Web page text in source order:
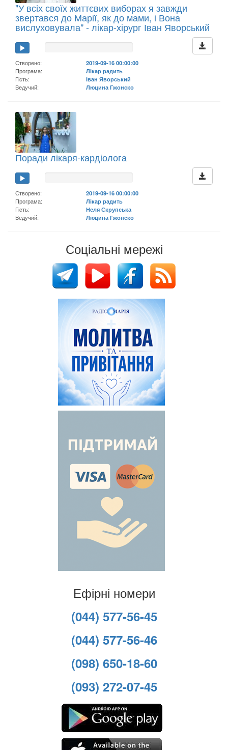
"У всіх своїх життєвих виборах я завжди
звертався до Марії, як до мами, і Вона
вислуховувала" - лікар-хірург Іван Яворський
Створено:
2019-09-16 00:00:00
Програма:
Лікар радить
Гість:
Іван Яворський
Ведучий:
Люцина Гжонско
Поради лікаря-кардіолога
Створено:
2019-09-16 00:00:00
Програма:
Лікар радить
Гість:
Неля Скрупська
Ведучий:
Люцина Гжонско
Соціальні мережі
Ефірні номери
(044) 577-56-45
(044) 577-56-46
(098) 650-18-60
(093) 272-07-45